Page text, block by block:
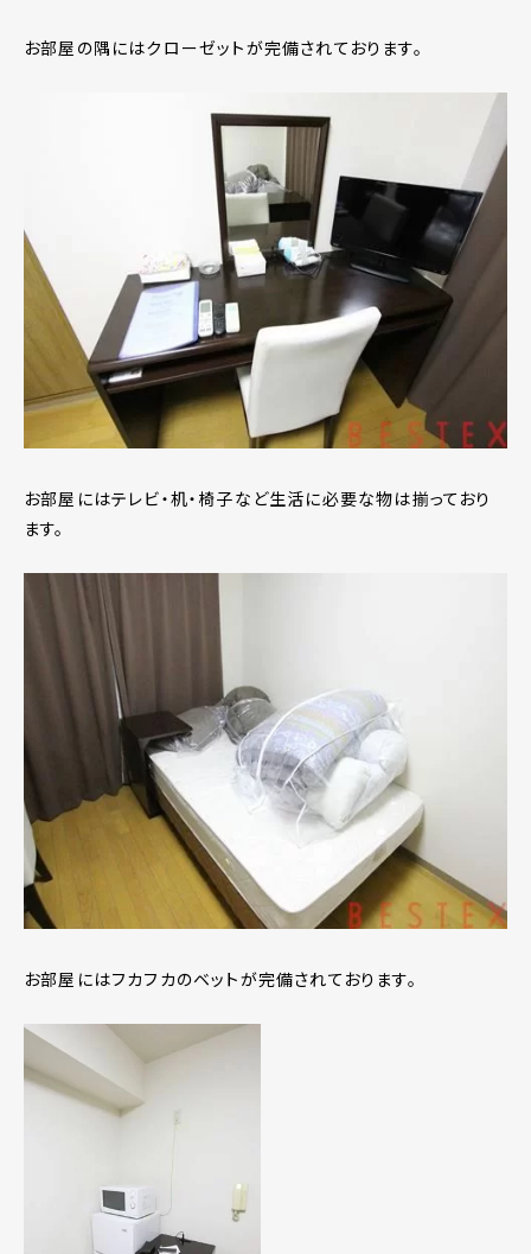
お部屋の隅にはクローゼットが完備されております。
お部屋にはテレビ・机・椅子など生活に必要な物は揃っており
ます。
お部屋にはフカフカのベットが完備されております。